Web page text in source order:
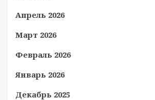
Апрель 2026
Март 2026
Февраль 2026
Январь 2026
Декабрь 2025